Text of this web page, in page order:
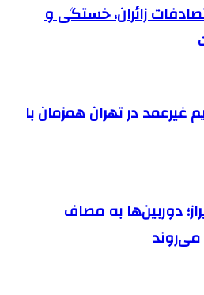
زائران، خستگی و
جرایم غیرعمد در تهران همزمان با
دوربین‌ها به مصاف
می‌روند